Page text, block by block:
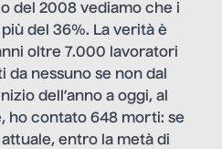
del 2008 vediamo che i
del 36%. La verità è
oltre 7.000 lavoratori
nessuno se non dal
dell’anno a oggi, al
ho contato 648 morti: se
entro la metà di